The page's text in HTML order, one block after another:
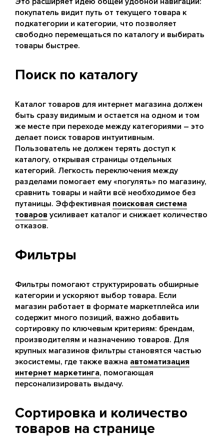
покупатель видит путь от текущего товара к
подкатегории и категории, что позволяет
свободно перемещаться по каталогу и выбирать
товары быстрее.
Поиск по каталогу
Каталог товаров для интернет магазина должен
быть сразу видимым и остается на одном и том
же месте при переходе между категориями – это
делает поиск товаров интуитивным.
Пользователь не должен терять доступ к
каталогу, открывая страницы отдельных
категорий. Легкость переключения между
разделами помогает ему «погулять» по магазину,
сравнить товары и найти всё необходимое без
путаницы. Эффективная поисковая система
товаров усиливает каталог и снижает количество
отказов.
Фильтры
Фильтры помогают структурировать обширные
категории и ускоряют выбор товара. Если
магазин работает в формате маркетплейса или
содержит много позиций, важно добавить
сортировку по ключевым критериям: брендам,
производителям и назначению товаров. Для
крупных магазинов фильтры становятся частью
экосистемы, где также важна автоматизация
интернет маркетинга, помогающая
персонализировать выдачу.
Сортировка и количество
товаров на странице